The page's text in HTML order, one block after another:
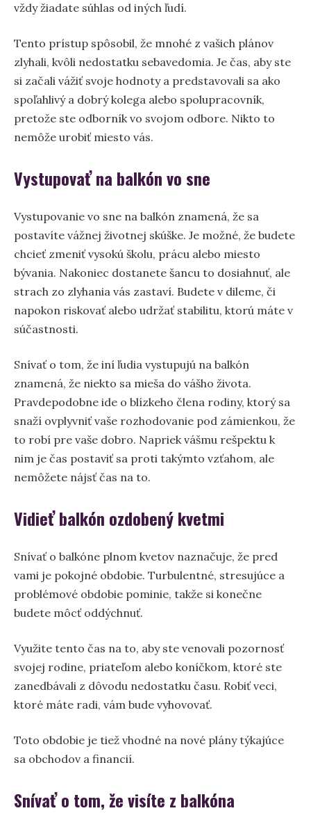
vždy žiadate súhlas od iných ľudí.
Tento prístup spôsobil, že mnohé z vašich plánov
zlyhali, kvôli nedostatku sebavedomia. Je čas, aby ste
si začali vážiť svoje hodnoty a predstavovali sa ako
spoľahlivý a dobrý kolega alebo spolupracovník,
pretože ste odborník vo svojom odbore. Nikto to
nemôže urobiť miesto vás.
Vystupovať na balkón vo sne
Vystupovanie vo sne na balkón znamená, že sa
postavíte vážnej životnej skúške. Je možné, že budete
chcieť zmeniť vysokú školu, prácu alebo miesto
bývania. Nakoniec dostanete šancu to dosiahnuť, ale
strach zo zlyhania vás zastaví. Budete v dileme, či
napokon riskovať alebo udržať stabilitu, ktorú máte v
súčastnosti.
Snívať o tom, že iní ľudia vystupujú na balkón
znamená, že niekto sa mieša do vášho života.
Pravdepodobne ide o blízkeho člena rodiny, ktorý sa
snaží ovplyvniť vaše rozhodovanie pod zámienkou, že
to robí pre vaše dobro. Napriek vášmu rešpektu k
nim je čas postaviť sa proti takýmto vzťahom, ale
nemôžete nájsť čas na to.
Vidieť balkón ozdobený kvetmi
Snívať o balkóne plnom kvetov naznačuje, že pred
vami je pokojné obdobie. Turbulentné, stresujúce a
problémové obdobie pominie, takže si konečne
budete môcť oddýchnuť.
Využite tento čas na to, aby ste venovali pozornosť
svojej rodine, priateľom alebo koníčkom, ktoré ste
zanedbávali z dôvodu nedostatku času. Robiť veci,
ktoré máte radi, vám bude vyhovovať.
Toto obdobie je tiež vhodné na nové plány týkajúce
sa obchodov a financií.
Snívať o tom, že visíte z balkóna